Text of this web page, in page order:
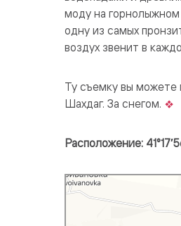
моду на горнолыжном
одну из самых
воздух звенит в
Ту съемку вы можете
Шахдаг. За снегом.
Расположение:
Яндекс Карты
Село Шахдаг — карта, что